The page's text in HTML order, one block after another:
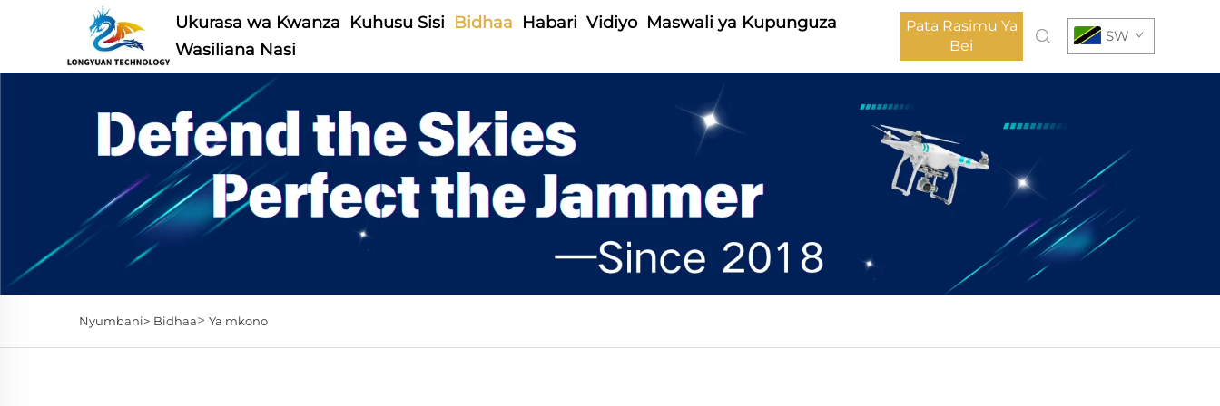
Ukurasa wa Kwanza Kuhusu Sisi Bidhaa Habari Vidiyo Maswali ya Kupunguza
Wasiliana Nasi
Pata Rasimu Ya
Bei
SW
Nyumbani> Bidhaa> Ya mkono